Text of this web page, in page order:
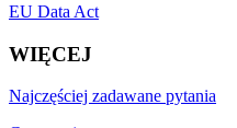
EU Data Act
WIĘCEJ
Najczęściej zadawane pytania